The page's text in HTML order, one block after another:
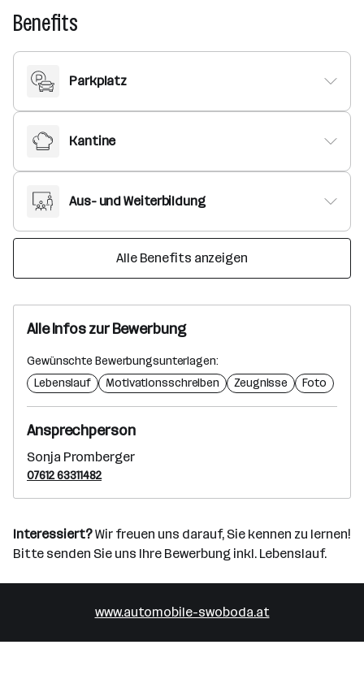
Benefits
Parkplatz
Kantine
Aus- und Weiterbildung
Alle Benefits anzeigen
Alle Infos zur Bewerbung
Gewünschte Bewerbungsunterlagen:
Lebenslauf
Motivationsschreiben Zeugnisse Foto
Ansprechperson
Sonja Promberger
07612 63311482
Interessiert?Wir freuen uns darauf, Sie kennen zu lernen!
Bitte senden Sie uns Ihre Bewerbung inkl. Lebenslauf.
www.automobile-swoboda.at